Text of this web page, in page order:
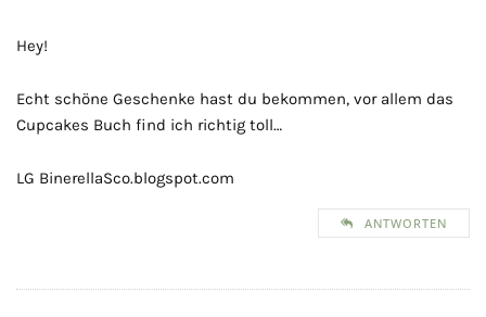
Hey!
Echt schöne Geschenke hast du bekommen, vor allem das
Cupcakes Buch find ich richtig toll…
LG BinerellaSco.blogspot.com
ANTWORTEN